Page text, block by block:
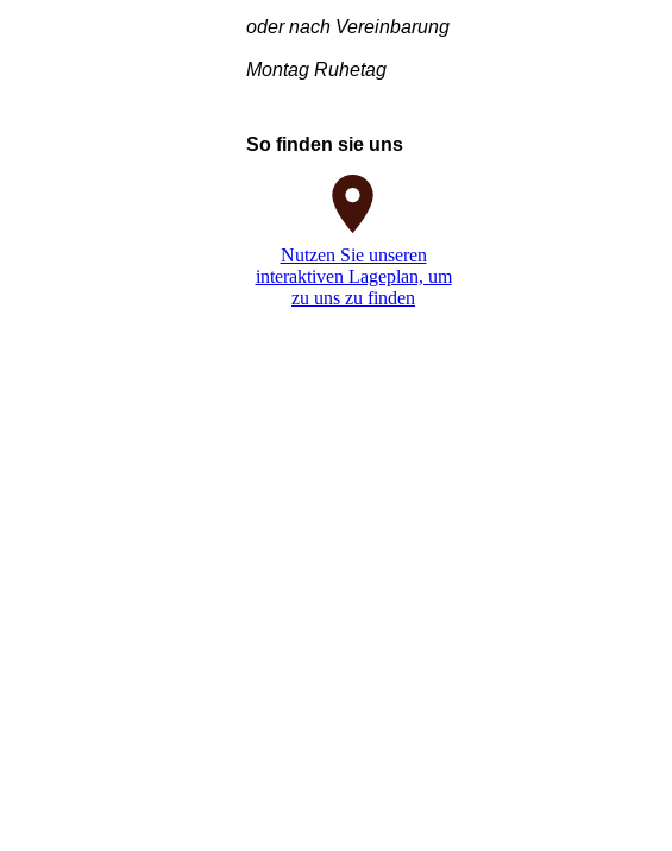
oder nach Vereinbarung
Montag Ruhetag
So finden sie uns
Nutzen Sie unseren
interaktiven La­ge­plan, um
zu uns zu finden